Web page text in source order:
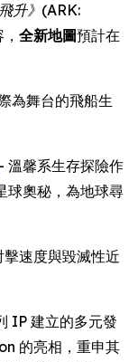
升》 (ARK:
全新地圖預計在
為舞台的飛船生
- 溫馨系生存探險作
球奧秘，為地球尋
速度與毀滅性近
IP 建立的多元發
的亮相，重申其